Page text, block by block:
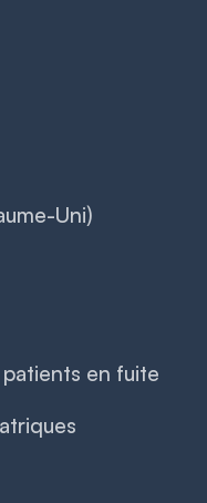
Uni)
en fuite